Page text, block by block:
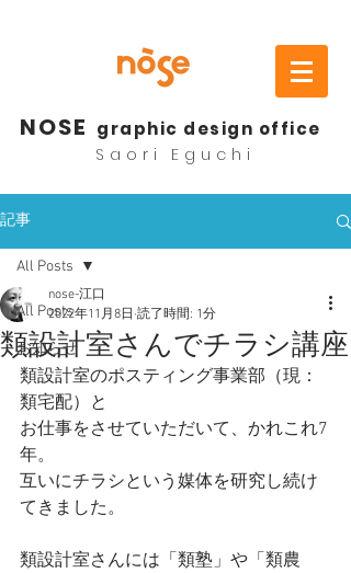
NOSE graphic design office
Saori Eguchi
記事
All Posts
お知らせ
All Posts
類設計室さんでチラシ講座
nose-江口
2022年11月8日 読了時間: 1分
類設計室のポスティング事業部（現：
類宅配）と
お仕事をさせていただいて、かれこれ7
年。
互いにチラシという媒体を研究し続け
てきました。
類設計室さんには「類塾」や「類農